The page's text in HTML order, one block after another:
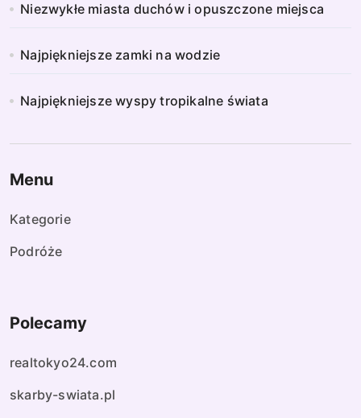
Niezwykłe miasta duchów i opuszczone miejsca
Najpiękniejsze zamki na wodzie
Najpiękniejsze wyspy tropikalne świata
Menu
Kategorie
Podróże
Polecamy
realtokyo24.com
skarby-swiata.pl